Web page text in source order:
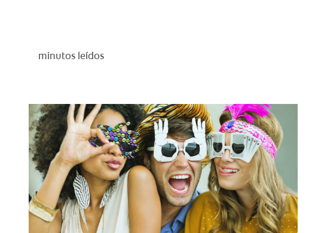
minutos leídos